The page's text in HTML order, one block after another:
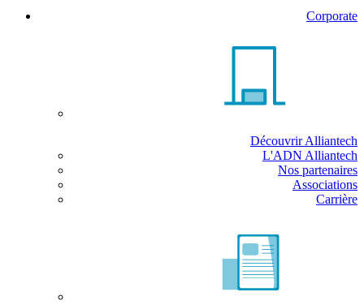
Corporate
Découvrir Alliantech
L'ADN Alliantech
Nos partenaires
Associations
Carrière